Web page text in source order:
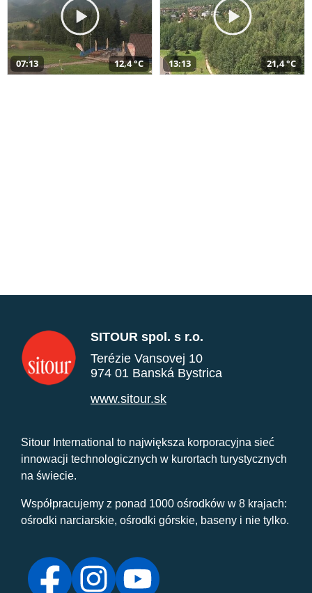
07:13 12,4 °C 13:13 21,4 °C
SITOUR spol. s r.o.
Terézie Vansovej 10
974 01 Banská Bystrica
www.sitour.sk
Sitour International to największa korporacyjna sieć
innowacji technologicznych w kurortach turystycznych
na świecie.
Współpracujemy z ponad 1000 ośrodków w 8 krajach:
ośrodki narciarskie, ośrodki górskie, baseny i nie tylko.